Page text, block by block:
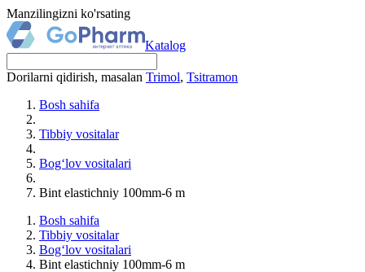
Manzilingizni ko'rsating
Katalog
Dorilarni qidirish, masalan Trimol, Tsitramon
Bosh sahifa
Tibbiy vositalar
Bog‘lov vositalari
Bint elastichniy 100mm-6 m
Bosh sahifa
Tibbiy vositalar
Bog‘lov vositalari
Bint elastichniy 100mm-6 m